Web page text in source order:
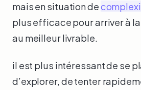
mais en situation de
plus efficace pour arriver à
au meilleur livrable.
il est plus intéressant de se
d’explorer, de tenter